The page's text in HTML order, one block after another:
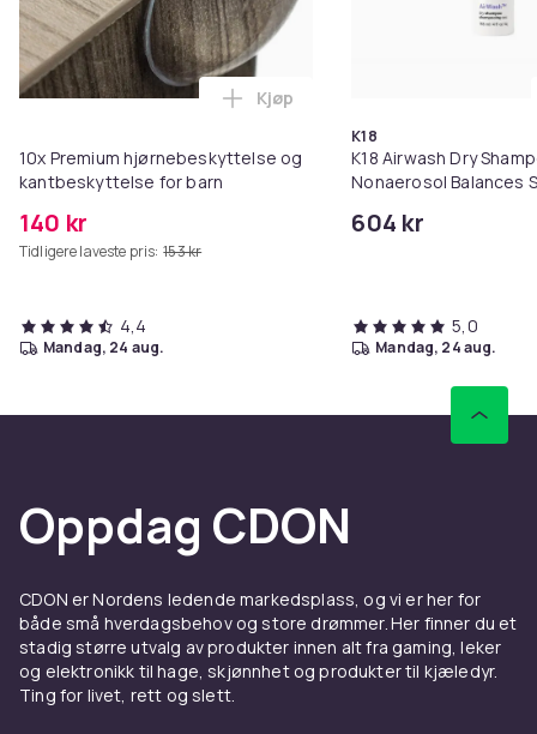
10x Premium hjørnebeskyttelse og
kantbeskyttelse for barn
140 kr
Tidligere laveste pris: 153 kr
Legg 10x Premium
Kjøp
4,4
mandag, 24 aug.
K18
K18 Airwash Dry
Nonaerosol Balances
604 kr
5,0
mandag, 24 aug.
Oppdag CDON
CDON er Nordens ledende markedsplass, og vi er her for
både små hverdagsbehov og store drømmer. Her finner du et
stadig større utvalg av produkter innen alt fra gaming, leker
og elektronikk til hage, skjønnhet og produkter til kjæledyr.
Ting for livet, rett og slett.